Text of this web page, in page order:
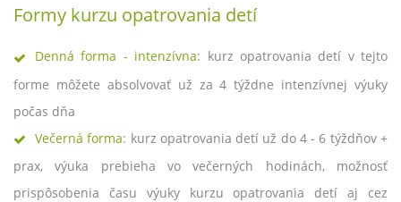
Formy kurzu opatrovania detí
Denná forma - intenzívna: kurz opatrovania detí v tejto
forme môžete absolvovať už za 4 týždne intenzívnej výuky
počas dňa
Večerná forma: kurz opatrovania detí už do 4 - 6 týždňov +
prax, výuka prebieha vo večerných hodinách, možnosť
prispôsobenia času výuky kurzu opatrovania detí aj cez